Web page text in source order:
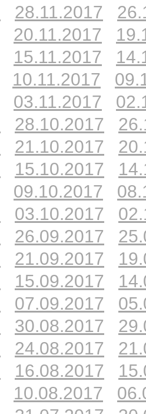
28.11.2017
20.11.2017
15.11.2017
10.11.2017
03.11.2017
28.10.2017
21.10.2017
15.10.2017
09.10.2017
03.10.2017
26.09.2017
21.09.2017
15.09.2017
07.09.2017
30.08.2017
24.08.2017
16.08.2017
10.08.2017